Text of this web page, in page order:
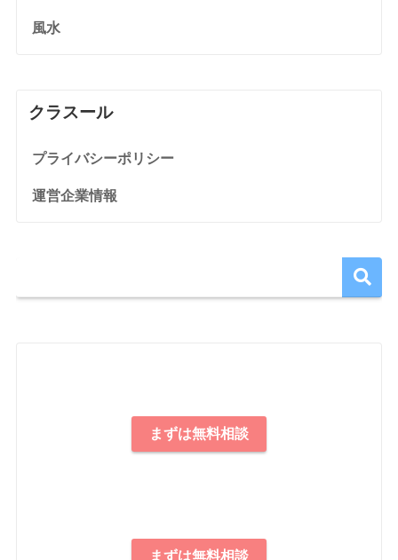
風水
クラスール
プライバシーポリシー
運営企業情報
まずは無料相談
まずは無料相談